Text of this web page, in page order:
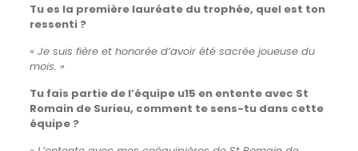
Tu es la première lauréate du trophée, quel est ton
ressenti ?
« Je suis fière et honorée d’avoir été sacrée joueuse du
mois. »
Tu fais partie de l’équipe u15 en entente avec St
Romain de Surieu, comment te sens-tu dans cette
équipe ?